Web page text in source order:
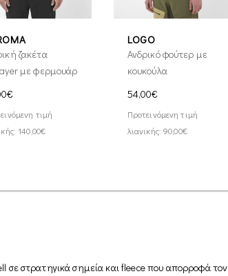
ζακέτα
με φερμουάρ
τιμή
140,00€
LOGO
Ανδρικό φούτερ με
κουκούλα
54,00€
Προτεινόμενη τιμή
λιανικής: 90,00€
σε στρατηγικά σημεία και fleece που απορροφά τον